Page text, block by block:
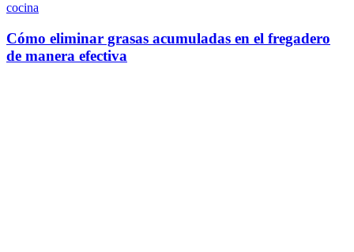
cocina
Cómo eliminar grasas acumuladas en el fregadero
de manera efectiva